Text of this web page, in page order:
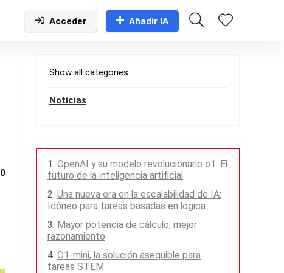
Acceder Añadir IA
0
Show all categories
Noticias
OpenAI y su modelo revolucionario o1: El
futuro de la inteligencia artificial
Una nueva era en la escalabilidad de IA:
Idóneo para tareas basadas en lógica
Mayor potencia de cálculo, mejor
razonamiento
O1-mini, la solución asequible para
tareas STEM